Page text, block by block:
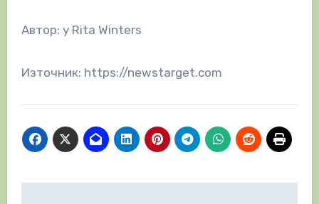
Автор: y Rita Winters
Източник: https://newstarget.com